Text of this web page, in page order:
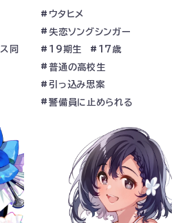
同
ウタヒメ
失恋ソングシンガー
19期生
17歳
普通の高校生
引っ込み思案
警備員に止められる